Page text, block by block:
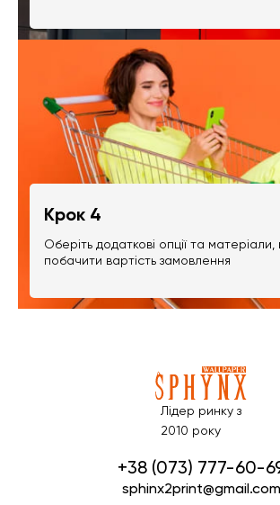
Крок 4
Оберіть додаткові опції та
побачити вартість замовлення
Лідер ринку з
2010 року
+38 (073) 777-60-
sphinx2print@gmail.com